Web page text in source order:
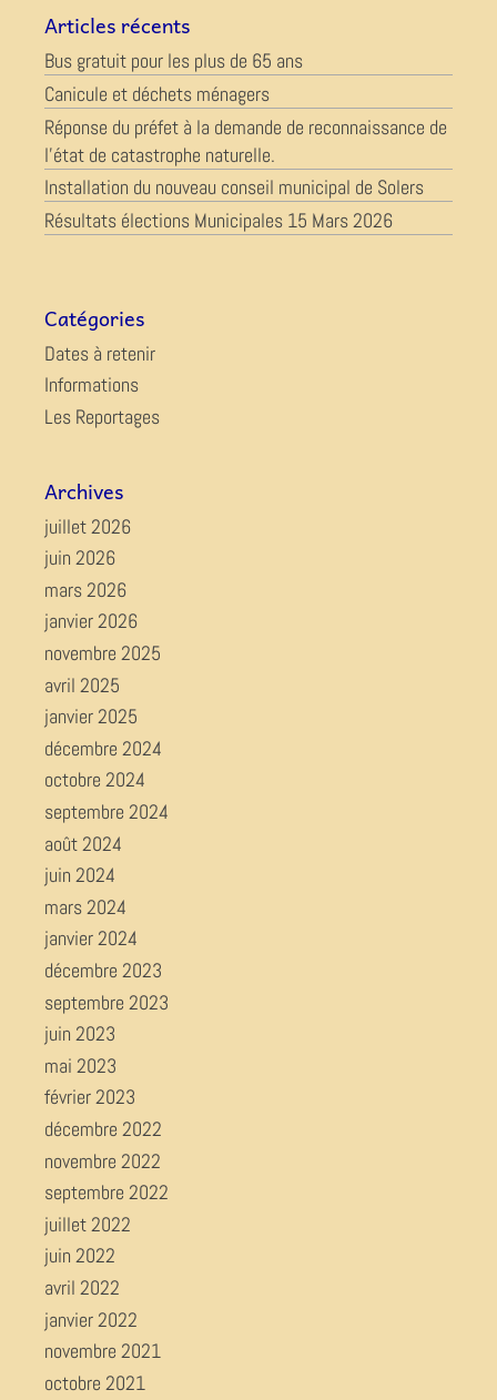
Articles récents
Bus gratuit pour les plus de 65 ans
Canicule et déchets ménagers
Réponse du préfet à la demande de reconnaissance de
l’état de catastrophe naturelle.
Installation du nouveau conseil municipal de Solers
Résultats élections Municipales 15 Mars 2026
Catégories
Dates à retenir
Informations
Les Reportages
Archives
juillet 2026
juin 2026
mars 2026
janvier 2026
novembre 2025
avril 2025
janvier 2025
décembre 2024
octobre 2024
septembre 2024
août 2024
juin 2024
mars 2024
janvier 2024
décembre 2023
septembre 2023
juin 2023
mai 2023
février 2023
décembre 2022
novembre 2022
septembre 2022
juillet 2022
juin 2022
avril 2022
janvier 2022
novembre 2021
octobre 2021